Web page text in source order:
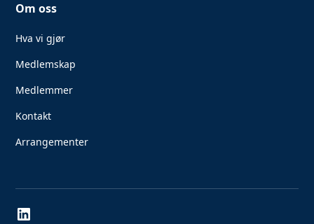
Om oss
Hva vi gjør
Medlemskap
Medlemmer
Kontakt
Arrangementer